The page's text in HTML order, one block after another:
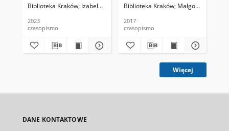
Biblioteka Kraków Izabela Ronkiewicz-Brągiel (redaktor naczelna),
2023
czasopismo
Biblioteka Kraków Małgorzata
2017
czasopismo
Więcej
DANE KONTAKTOWE